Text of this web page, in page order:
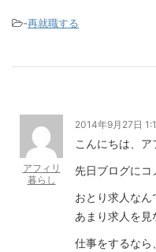
-再就職する
アフィリ
暮らし
2014年9月27日
こんにちは、ア
先日ブログにコ
おとり求人なん
あまり求人を見
仕事をするなら